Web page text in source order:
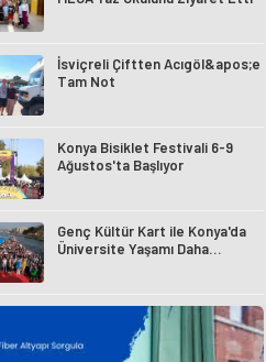
İsviçreli Çiftten Acıgöl&apos;e
Tam Not
Konya Bisiklet Festivali 6-9
Ağustos'ta Başlıyor
Genç Kültür Kart ile Konya'da
Üniversite Yaşamı Daha